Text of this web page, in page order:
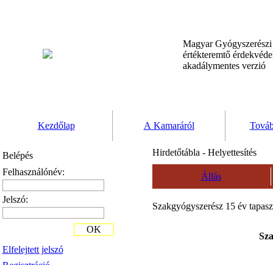
Magyar
értékteremtő
akadálymentes verzió
Kezdőlap A Kamaráról
Belépés
Felhasználónév:
Jelszó:
Elfelejtett jelszó
OK
Hirdetőtábla - Helyettesítés
Állás
Szakgyógyszerész 15 év